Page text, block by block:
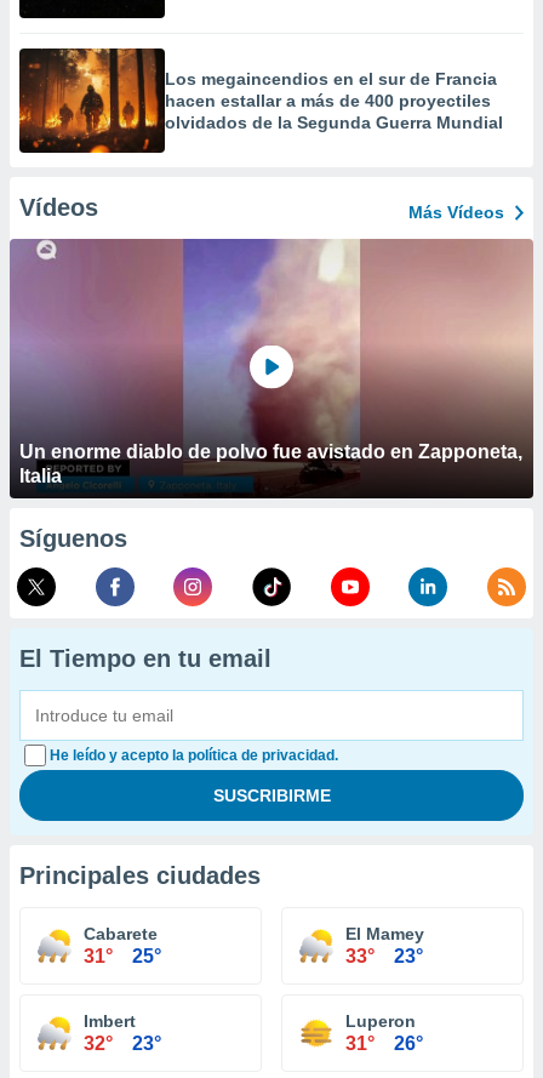
Los megaincendios en el sur de Francia
hacen estallar a más de 400 proyectiles
olvidados de la Segunda Guerra Mundial
Vídeos Más Vídeos
Un enorme diablo de polvo fue avistado en Zapponeta,
Italia
Síguenos
El Tiempo en tu email
He leído y acepto la política de privacidad.
Principales ciudades
Cabarete
31° 25°
El Mamey
33° 23°
Imbert
32° 23°
Luperon
31° 26°